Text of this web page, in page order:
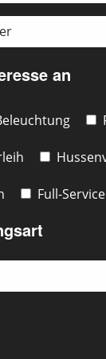
an
Full-Service